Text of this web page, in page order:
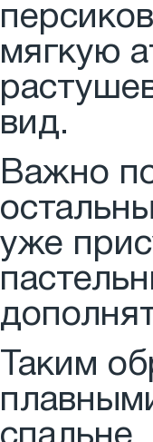
мягкую
вид.
Важно
уже
Таким